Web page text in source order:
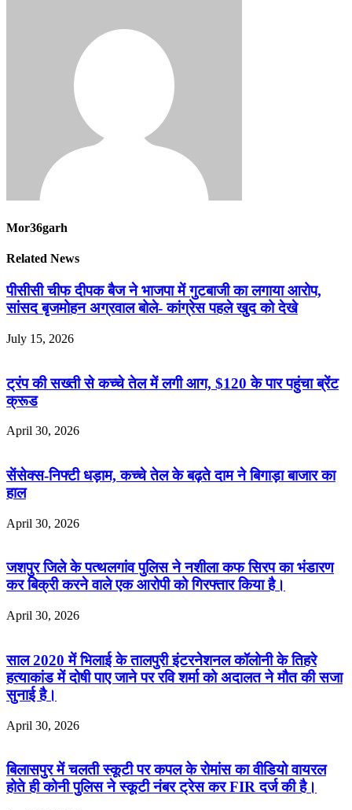
Mor36garh
Related News
पीसीसी चीफ दीपक बैज ने भाजपा में गुटबाजी का लगाया आरोप,
सांसद बृजमोहन अग्रवाल बोले- कांग्रेस पहले खुद को देखे
July 15, 2026
ट्रंप की सख्ती से कच्चे तेल में लगी आग, $120 के पार पहुंचा ब्रेंट
क्रूड
April 30, 2026
सेंसेक्स-निफ्टी धड़ाम, कच्चे तेल के बढ़ते दाम ने बिगाड़ा बाजार का
हाल
April 30, 2026
जशपुर जिले के पत्थलगांव पुलिस ने नशीला कफ सिरप का भंडारण
कर बिक्री करने वाले एक आरोपी को गिरफ्तार किया है।
April 30, 2026
साल 2020 में भिलाई के तालपुरी इंटरनेशनल कॉलोनी के तिहरे
हत्याकांड में दोषी पाए जाने पर रवि शर्मा को अदालत ने मौत की सजा
सुनाई है।
April 30, 2026
बिलासपुर में चलती स्कूटी पर कपल के रोमांस का वीडियो वायरल
होते ही कोनी पुलिस ने स्कूटी नंबर ट्रेस कर FIR दर्ज की है।